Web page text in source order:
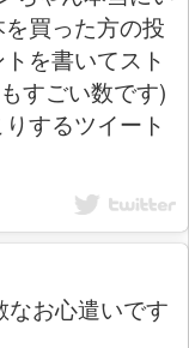
買った方の投
を書いてスト
すごい数です)
するツイート
お心遣いです